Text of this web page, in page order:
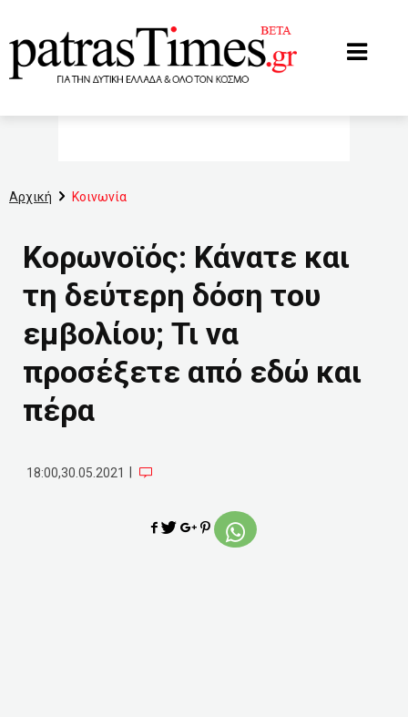
Αρχική Κοινωνία
Κορωνοϊός: Κάνατε και
τη δεύτερη δόση του
εμβολίου; Τι να
προσέξετε από εδώ και
πέρα
18:00,30.05.2021